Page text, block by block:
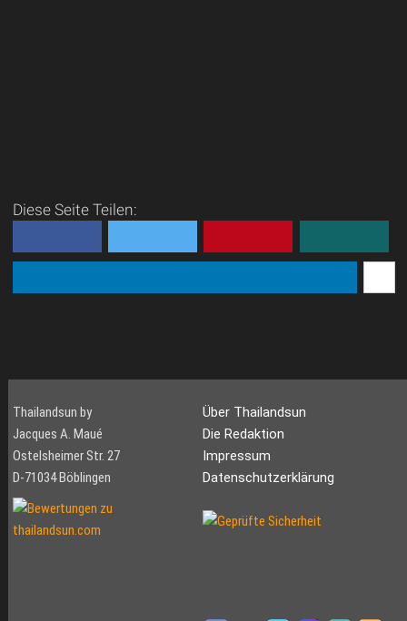
Diese Seite Teilen:
Thailandsun by
Jacques A. Maué
Ostelsheimer Str. 27
D-71034 Böblingen
Über Thailandsun
Die Redaktion
Impressum
Datenschutzerklärung